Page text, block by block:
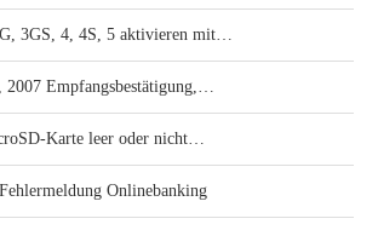
3GS, 4, 4S, 5 aktivieren mit…
2007 Empfangsbestätigung,…
Karte leer oder nicht…
Onlinebanking